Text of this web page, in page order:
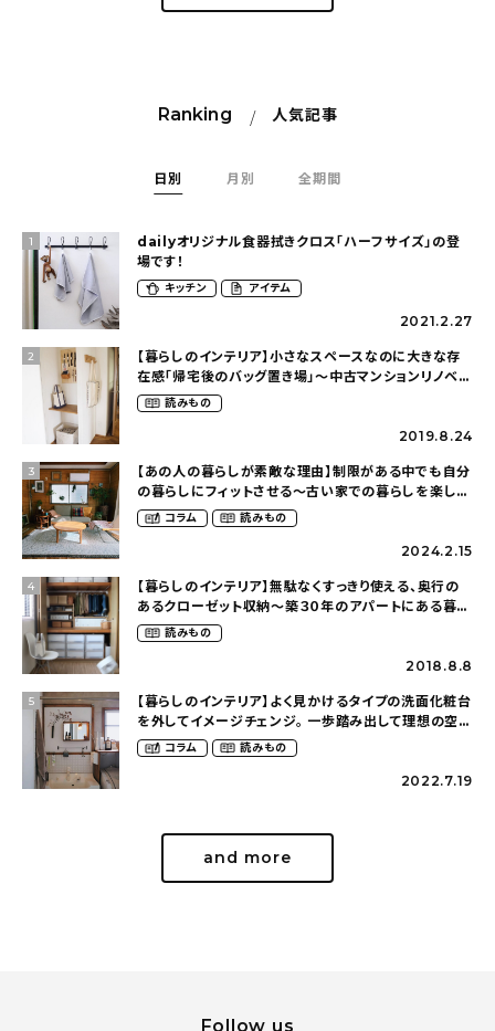
Ranking 人気記事
日別 月別 全期間
1
dailyオリジナル食器拭きクロス「ハーフサイズ」の登
場です！
キッチン アイテム
2021.2.27
2
【暮らしのインテリア】小さなスペースなのに大きな存
在感「帰宅後のバッグ置き場」～中古マンションリノベー
ションで叶えたコダワリの暮らし（cocoyuko___さ
ん）
読みもの
2019.8.24
3
【あの人の暮らしが素敵な理由】制限がある中でも自分
の暮らしにフィットさせる〜古い家での暮らしを楽しむ
（idasanchiさん）
コラム 読みもの
2024.2.15
4
【暮らしのインテリア】無駄なくすっきり使える、奥行の
あるクローゼット収納〜築３０年のアパートにある暮ら
し（mari_ppe_さん）
読みもの
2018.8.8
5
【暮らしのインテリア】よく見かけるタイプの洗面化粧台
を外してイメージチェンジ。 一歩踏み出して理想の空間
へ〜築１２年の建売住宅をDIYする暮らし
（asasa0509さん）
コラム 読みもの
2022.7.19
and more
Follow us